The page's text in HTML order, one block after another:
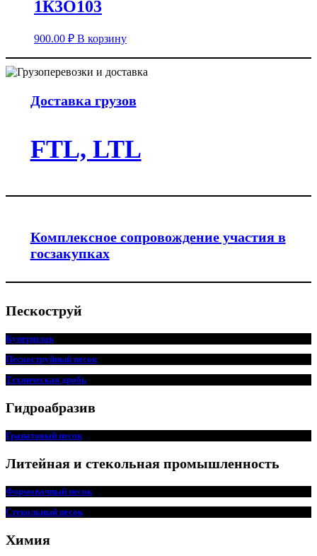
1К3О103
900.00 ₽ В корзину
Доставка грузов
FTL, LTL
Комплексное сопровождение участия в
госзакупках
Пескоструй
Купершлак
Пескоструйный песок
Техническая дробь
Гидроабразив
Гранатовый песок
Литейная и стекольная промышленность
Формовочный песок
Стекольный песок
Химия